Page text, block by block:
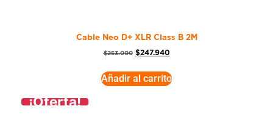
Cable Neo D+ XLR Class B 2M
$253.000 $247.940
Añadir al carrito
¡Oferta!